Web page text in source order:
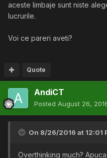
aceste limbaje sunt niste
lucrurile.
Voi ce pareri aveti?
Quote
AndiCT
Posted August 26,
On 8/26/2016 at 12:01
Overthinking much?